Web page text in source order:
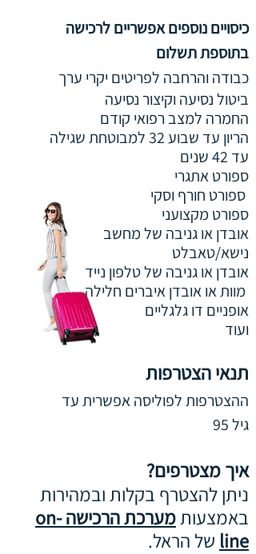
כיסויים נוספים אפשריים לרכישה
בתוספת תשלום
כבודה והרחבה לפריטים יקרי ערך
ביטול נסיעה וקיצור נסיעה
החמרה למצב רפואי קודם
הריון עד שבוע 32 למבוטחת שגילה
עד 42 שנים
ספורט אתגרי
ספורט חורף וסקי
ספורט מקצועני
אובדן או גניבה של מחשב
נישא/טאבלט
אובדן או גניבה של טלפון נייד
מוות או אובדן איברים חלילה
אופניים דו גלגליים
ועוד
תנאי הצטרפות
ההצטרפות לפוליסה אפשרית עד
גיל 95
איך מצטרפים?
ניתן להצטרף בקלות ובמהירות
באמצעות
מערכת הרכישה on-
line של הראל.